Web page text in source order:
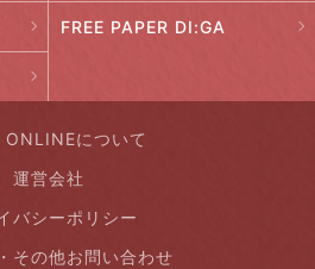
FREE PAPER DI:GA
ONLINEについて
運営会社
バシーポリシー
その他お問い合わせ